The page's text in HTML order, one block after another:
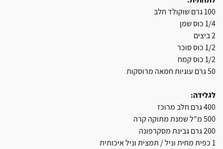
100 גרם שוקולד חלב
1/4 כוס שמן
2 ביצים
1/2 כוס סוכר
1/2 כוס קמח
50 גרם עוגיות חמאה מרוסקות
לגלידה:
400 גרם חלב מרוכז
500 מ”ל שמנת מתוקה קרה
200 גרם גבינת מסקרפונה
1 כפית מחית וניל / תמצית וניל איכותית